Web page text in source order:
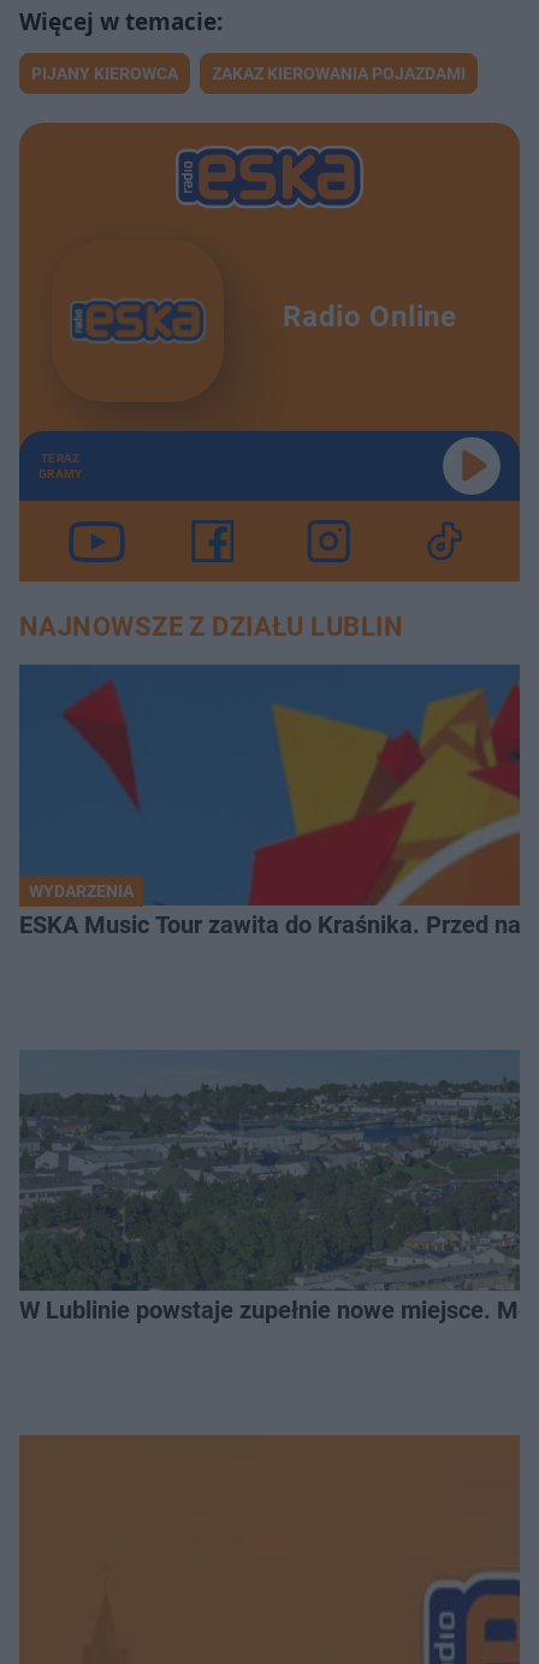
PIJANY KIEROWCA ZAKAZ KIEROWANIA POJAZDAMI
Radio Online
TERAZ
GRAMY
NAJNOWSZE Z DZIAŁU LUBLIN
WYDARZENIA
ESKA Music Tour zawita do Kraśnika. Przed
W Lublinie powstaje zupełnie nowe miejsce.